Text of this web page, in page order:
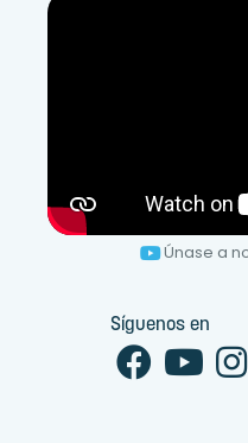
Únase a
Síguenos en